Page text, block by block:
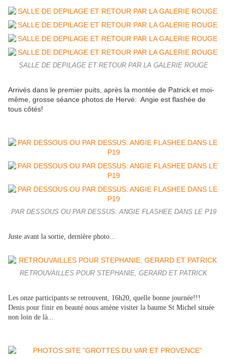
SALLE DE DEPILAGE ET RETOUR PAR LA GALERIE ROUGE
Arrivés dans le premier puits, après la montée de Patrick et moi-
même, grosse séance photos de Hervé: Angie est flashée de
tous côtés!
PAR DESSOUS OU PAR DESSUS: ANGIE FLASHEE DANS LE P19
Juste avant la sortie, dernière photo...
RETROUVAILLES POUR STEPHANIE, GERARD ET PATRICK
Les onze participants se retrouvent, 16h20, quelle bonne journée!!!
Denis pour finir en beauté nous amène visiter la baume St Michel située
non loin de là...